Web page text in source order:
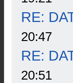
RE:
20:47
RE:
20:51